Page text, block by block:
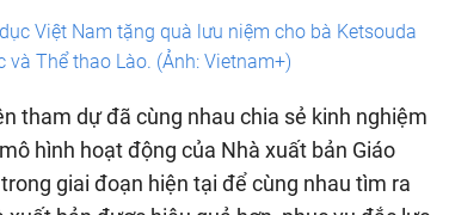
Việt Nam tặng quà lưu niệm cho bà Ketsouda
Thể thao Lào. (Ảnh: Vietnam+)
tham dự đã cùng nhau chia sẻ kinh nghiệm
hình hoạt động của Nhà xuất bản Giáo
giai đoạn hiện tại để cùng nhau tìm ra